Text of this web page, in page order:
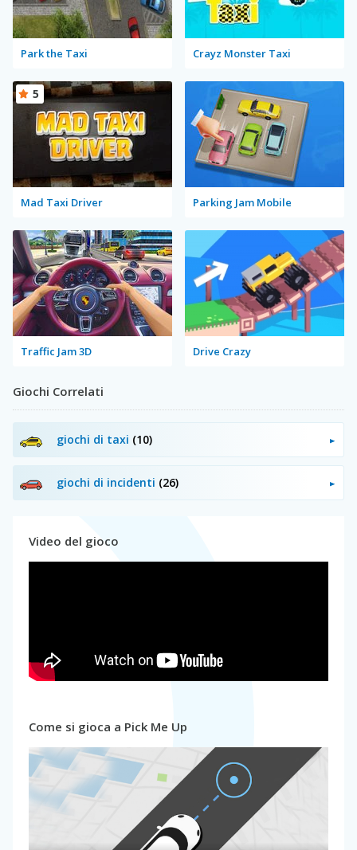
Park the Taxi Crayz Monster Taxi
Mad Taxi Driver
5
Parking Jam Mobile
Traffic Jam 3D Drive Crazy
Giochi Correlati
giochi di taxi (10)
giochi di incidenti (26)
Video del gioco
Come si gioca a Pick Me Up